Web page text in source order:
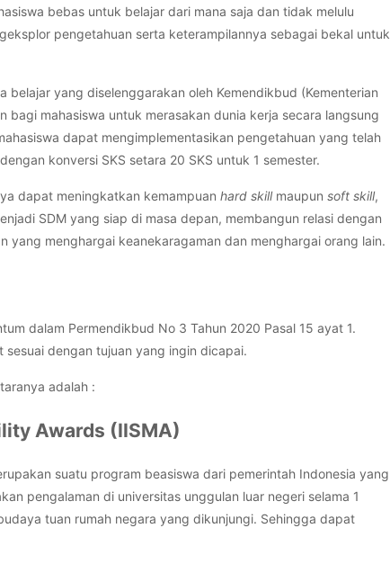
bebas untuk belajar dari mana saja dan tidak melulu
pengetahuan serta keterampilannya sebagai bekal untuk
yang diselenggarakan oleh Kemendikbud (Kementerian
mahasiswa untuk merasakan dunia kerja secara langsung
dapat mengimplementasikan pengetahuan yang telah
konversi SKS setara 20 SKS untuk 1 semester.
dapat meningkatkan kemampuan hard skillmaupun soft skill,
SDM yang siap di masa depan, membangun relasi dengan
yang menghargai keanekaragaman dan menghargai orang lain.
dalam Permendikbud No 3 Tahun 2020 Pasal 15 ayat 1.
dengan tujuan yang ingin dicapai.
adalah :
Awards (IISMA)
suatu program beasiswa dari pemerintah Indonesia yang
pengalaman di universitas unggulan luar negeri selama 1
tuan rumah negara yang dikunjungi. Sehingga dapat